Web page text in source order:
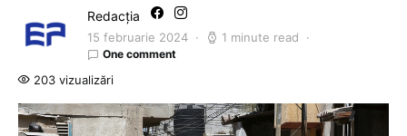
Redacția
15 februarie 2024 1 minute read
One comment
203 vizualizări